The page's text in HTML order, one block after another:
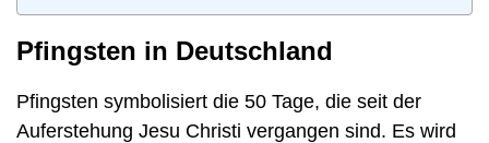
Pfingsten in Deutschland
Pfingsten symbolisiert die 50 Tage, die seit der
Auferstehung Jesu Christi vergangen sind. Es wird